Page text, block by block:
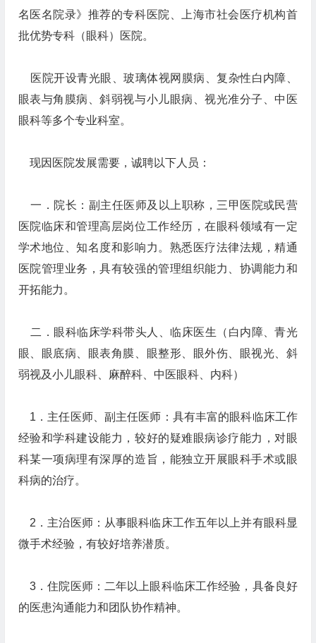
名医名院录》推荐的专科医院、上海市社会医疗机构首
批优势专科（眼科）医院。
医院开设青光眼、玻璃体视网膜病、复杂性白内障、
眼表与角膜病、斜弱视与小儿眼病、视光准分子、中医
眼科等多个专业科室。
现因医院发展需要，诚聘以下人员：
一．院长：副主任医师及以上职称，三甲医院或民营
医院临床和管理高层岗位工作经历，在眼科领域有一定
学术地位、知名度和影响力。熟悉医疗法律法规，精通
医院管理业务，具有较强的管理组织能力、协调能力和
开拓能力。
二．眼科临床学科带头人、临床医生（白内障、青光
眼、眼底病、眼表角膜、眼整形、眼外伤、眼视光、斜
弱视及小儿眼科、麻醉科、中医眼科、内科）
1．主任医师、副主任医师：具有丰富的眼科临床工作
经验和学科建设能力，较好的疑难眼病诊疗能力，对眼
科某一项病理有深厚的造旨，能独立开展眼科手术或眼
科病的治疗。
2．主治医师：从事眼科临床工作五年以上并有眼科显
微手术经验，有较好培养潜质。
3．住院医师：二年以上眼科临床工作经验，具备良好
的医患沟通能力和团队协作精神。